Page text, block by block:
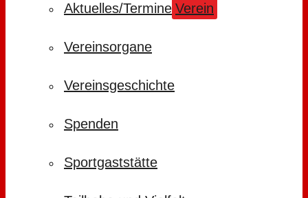
Aktuelles/Termine Verein
Vereinsorgane
Vereinsgeschichte
Spenden
Sportgaststätte